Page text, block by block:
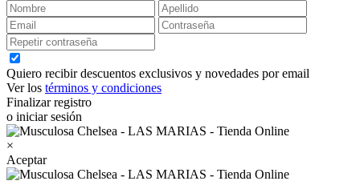
Quiero recibir descuentos exclusivos y novedades por email
Ver los términos y condiciones
Finalizar registro
o iniciar sesión
×
Aceptar